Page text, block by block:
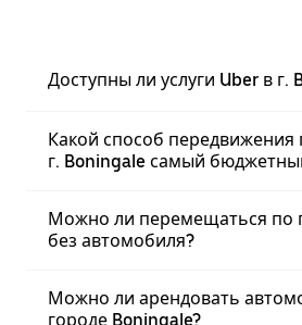
Доступны ли услуги Uber в г.
Какой способ передвижения
г. Boningale самый
Можно ли перемещаться по
без автомобиля?
Можно ли арендовать
городе Boningale?